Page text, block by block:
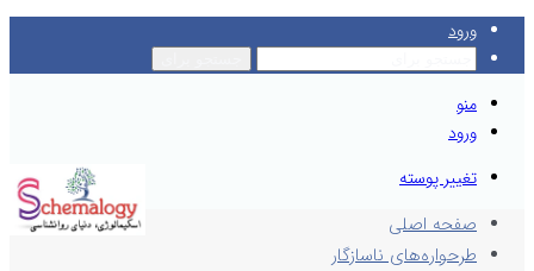
ورود
منو
ورود
تغییر پوسته
صفحه اصلی
طرحواره‌های ناسازگار